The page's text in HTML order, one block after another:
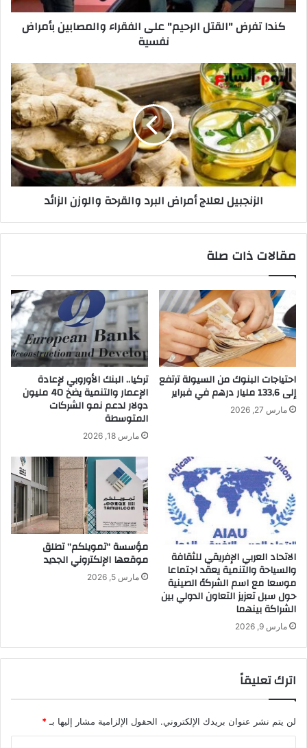
نفسية
كندا تفرض "القتل الرحيم" على الفقراء والمصابين بأمراض
نفسية
الزنجبيل
لعلاج
أمراض
البرد
والقرحة
والوزن
الزائد
الزنجبيل لعلاج أمراض البرد والقرحة والوزن الزائد
مقالات ذات صلة
احتياجات البنوك من السيولة ترتفع
إلى 133,6 مليار درهم في فبراير
مارس 27, 2026
تركيا.. البنك الأوروبي لإعادة
الإعمار والتنمية يضخ 40 مليون
دولار لدعم نمو الشركات
المتوسطة
مارس 18, 2026
الاتحاد العربي الإفريقي للثقافة
والسياحة والتنمية يعقد اجتماعا
موسعا مع اسم الشركهً الصينية
حول سبل تعزيز التعاون الدولي بين
الشراكة بينهما
مارس 9, 2026
مؤسسة “تمويلكم” تطلق
موقعها الإلكتروني الجديد
مارس 5, 2026
اترك تعليقاً
لن يتم نشر عنوان بريدك الإلكتروني. الحقول الإلزامية مشار إليها بـ *